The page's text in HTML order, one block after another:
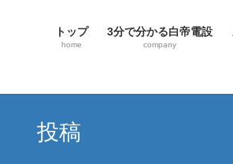
トップ
home
3分で分かる白帝電設
company
投稿